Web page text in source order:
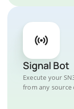
Signal Bot
Execute your
from any source